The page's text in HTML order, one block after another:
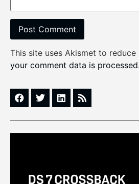
This site uses Akismet to reduce
your comment data is processed.